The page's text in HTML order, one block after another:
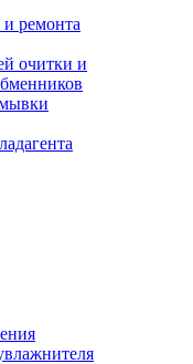
и ремонта
очитки и